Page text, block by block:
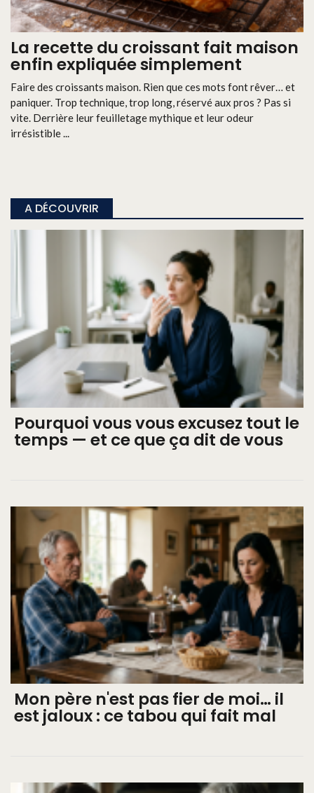
La recette du croissant fait maison
enfin expliquée simplement
Faire des croissants maison. Rien que ces mots font rêver… et
paniquer. Trop technique, trop long, réservé aux pros ? Pas si
vite. Derrière leur feuilletage mythique et leur odeur
irrésistible ...
A DÉCOUVRIR
Pourquoi vous vous excusez tout le
temps — et ce que ça dit de vous
Mon père n'est pas fier de moi… il
est jaloux : ce tabou qui fait mal